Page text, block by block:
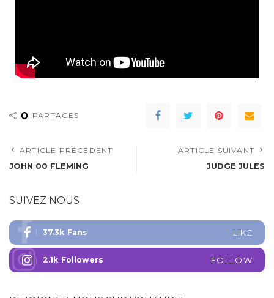
0 PARTAGES
ARTICLE PRÉCÉDENT
JOHN 00 FLEMING
ARTICLE SUIVANT
JUDGE JULES
SUIVEZ NOUS
37.3k Fans LIKE
2.1k Followers FOLLOW